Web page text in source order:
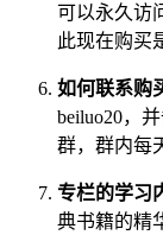
可以永久访
此现在购买
如何联系购
beiluo20，
群，群内每
专栏的学习
典书籍的精